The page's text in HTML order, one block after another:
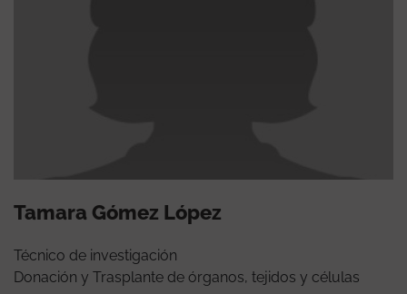
Tamara Gómez López
Técnico de investigación
Donación y Trasplante de órganos, tejidos y células